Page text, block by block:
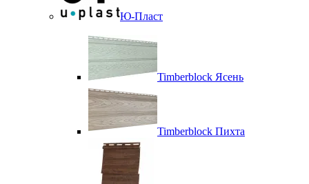
Ю-Пласт
Timberblock Ясень
Timberblock Пихта